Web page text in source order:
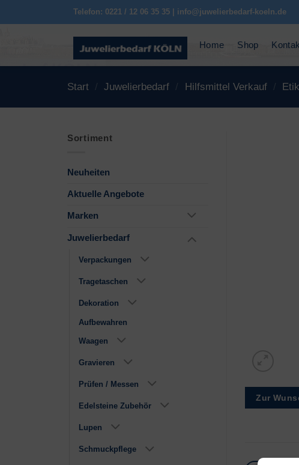
Telefon: 0221 / 12 06 35 35 | info@juwelierbedarf-koeln.de
Home Shop
Start / Juwelierbedarf / Hilfsmittel Verkauf /
Sortiment
Neuheiten
Aktuelle Angebote
Marken
Juwelierbedarf
Verpackungen
Tragetaschen
Dekoration
Aufbewahren
Waagen
Gravieren
Prüfen / Messen
Edelsteine Zubehör
Lupen
Schmuckpflege
Zur